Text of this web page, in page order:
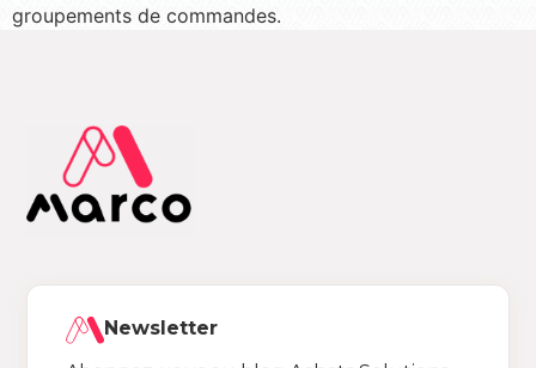
groupements de commandes.
Newsletter